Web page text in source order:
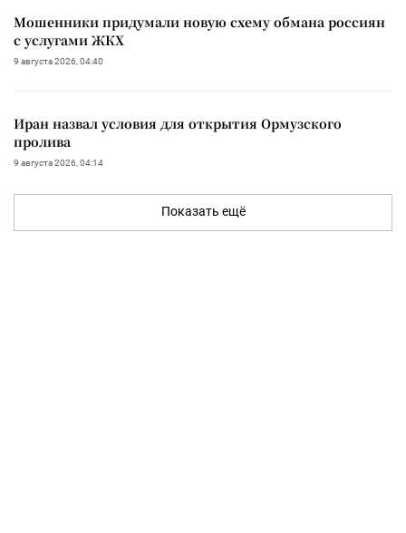
Мошенники придумали новую схему обмана россиян
с услугами ЖКХ
9 августа 2026, 04:40
Иран назвал условия для открытия Ормузского
пролива
9 августа 2026, 04:14
Показать ещё